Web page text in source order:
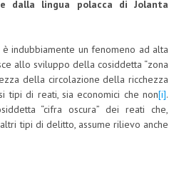
dalla lingua polacca di Jolanta
indubbiamente un fenomeno ad alta
allo sviluppo della cosiddetta “zona
della circolazione della ricchezza
tipi di reati, sia economici che non[i].
“cifra oscura” dei reati che,
tipi di delitto, assume rilievo anche